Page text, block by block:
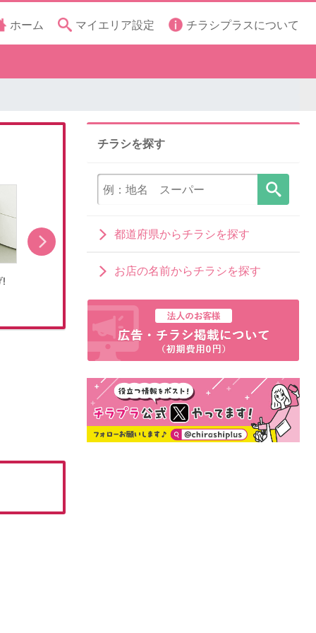
ホーム マイエリア設定 チラシプラスについて
! RGBMiniLED新レグザが登場
チラシを探す
都道府県からチラシを探す
お店の名前からチラシを探す